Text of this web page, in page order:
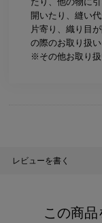
開いたり、縫い
片寄り、織り目
の際のお取り扱
※その他お取り扱
レビューを書く
この商